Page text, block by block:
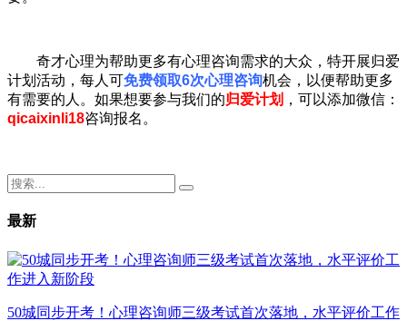
奇才心理为帮助更多有心理咨询需求的大众，特开展归爱
计划活动，每人可免费领取6次心理咨询机会，以便帮助更多
有需要的人。如果想要参与我们的归爱计划 ，可以添加微信：
qicaixinli18咨询报名。
最新
50城同步开考！心理咨询师三级考试首次落地，水平评价工作